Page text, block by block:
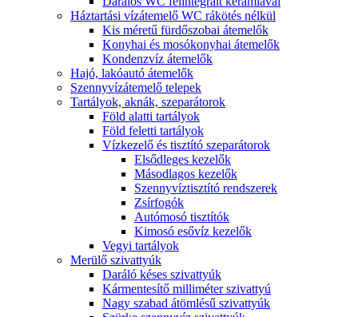
Háztartási vízátemelő WC rákötés nélkül
Kis méretű fürdőszobai átemelők
Konyhai és mosókonyhai átemelők
Kondenzvíz átemelők
Hajó, lakóautó átemelők
Szennyvízátemelő telepek
Tartályok, aknák, szeparátorok
Föld alatti tartályok
Föld feletti tartályok
Vízkezelő és tisztító szeparátorok
Elsődleges kezelők
Másodlagos kezelők
Szennyvíztisztító rendszerek
Zsírfogók
Autómosó tisztítók
Kimosó esővíz kezelők
Vegyi tartályok
Merülő szivattyúk
Daráló késes szivattyúk
Kármentesítő milliméter szivattyú
Nagy szabad átömlésű szivattyúk